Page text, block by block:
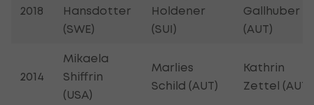
2018
Hansdotter
(SWE)
Holdener
(SUI)
Gallhuber
(AUT)
2014
Mikaela
Shiffrin
(USA)
Marlies
Schild (AUT)
Kathrin
Zettel (AUT)